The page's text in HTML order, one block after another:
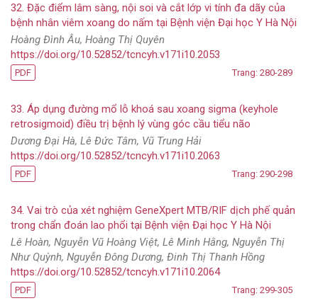
32. Đặc điểm lâm sàng, nội soi và cắt lớp vi tính đa dãy của
bệnh nhân viêm xoang do nấm tại Bệnh viện Đại học Y Hà Nội
Hoàng Đình Âu, Hoàng Thị Quyên
https://doi.org/10.52852/tcncyh.v171i10.2053
PDF Trang: 280-289
33. Áp dụng đường mổ lỗ khoá sau xoang sigma (keyhole
retrosigmoid) điều trị bệnh lý vùng góc cầu tiểu não
Dương Đại Hà, Lê Đức Tâm, Vũ Trung Hải
https://doi.org/10.52852/tcncyh.v171i10.2063
PDF Trang: 290-298
34. Vai trò của xét nghiệm GeneXpert MTB/RIF dịch phế quản
trong chẩn đoán lao phổi tại Bệnh viện Đại học Y Hà Nội
Lê Hoàn, Nguyễn Vũ Hoàng Việt, Lê Minh Hằng, Nguyễn Thị
Như Quỳnh, Nguyễn Đông Dương, Đinh Thị Thanh Hồng
https://doi.org/10.52852/tcncyh.v171i10.2064
PDF Trang: 299-305